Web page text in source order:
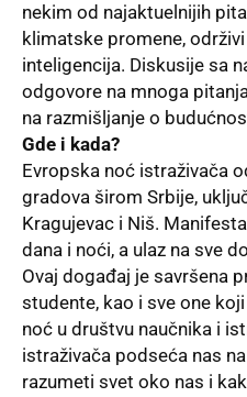
nekim od najaktuelnijih
klimatske promene,
inteligencija. Diskusije sa
odgovore na mnoga
na razmišljanje o
Gde i kada?
Evropska noć istraživača
gradova širom Srbije,
Kragujevac i Niš.
dana i noći, a ulaz na sve
Ovaj događaj je savršena
studente, kao i sve one
noć u društvu naučnika i
istraživača podseća nas
razumeti svet oko nas i